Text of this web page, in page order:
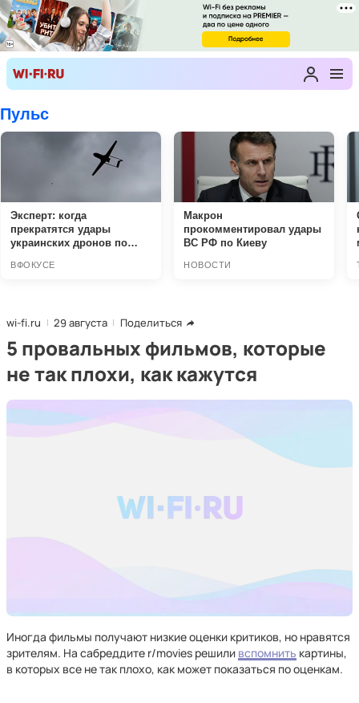
wi-fi.ru 29 августа Поделиться
5 провальных фильмов, которые
не так плохи, как кажутся
Иногда фильмы получают низкие оценки критиков, но нравятся
зрителям. На сабреддите r/movies решили вспомнить картины,
в которых все не так плохо, как может показаться по оценкам.